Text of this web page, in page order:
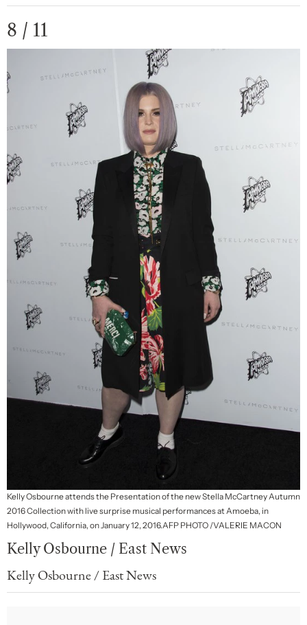
8 / 11
Kelly Osbourne attends the Presentation of the new Stella McCartney Autumn
2016 Collection with live surprise musical performances at Amoeba, in
Hollywood, California, on January 12, 2016.AFP PHOTO /VALERIE MACON
Kelly Osbourne / East News
Kelly Osbourne / East News